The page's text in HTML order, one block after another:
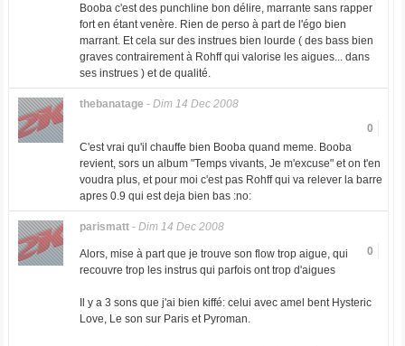
Booba c'est des punchline bon délire, marrante sans rapper
fort en étant venère. Rien de perso à part de l'égo bien
marrant. Et cela sur des instrues bien lourde ( des bass bien
graves contrairement à Rohff qui valorise les aigues... dans
ses instrues ) et de qualité.
thebanatage - Dim 14 Dec 2008
0
C'est vrai qu'il chauffe bien Booba quand meme. Booba
revient, sors un album "Temps vivants, Je m'excuse" et on t'en
voudra plus, et pour moi c'est pas Rohff qui va relever la barre
apres 0.9 qui est deja bien bas :no:
parismatt- Dim 14 Dec 2008
0
Alors, mise à part que je trouve son flow trop aigue, qui
recouvre trop les instrus qui parfois ont trop d'aigues
Il y a 3 sons que j'ai bien kiffé: celui avec amel bent Hysteric
Love, Le son sur Paris et Pyroman.